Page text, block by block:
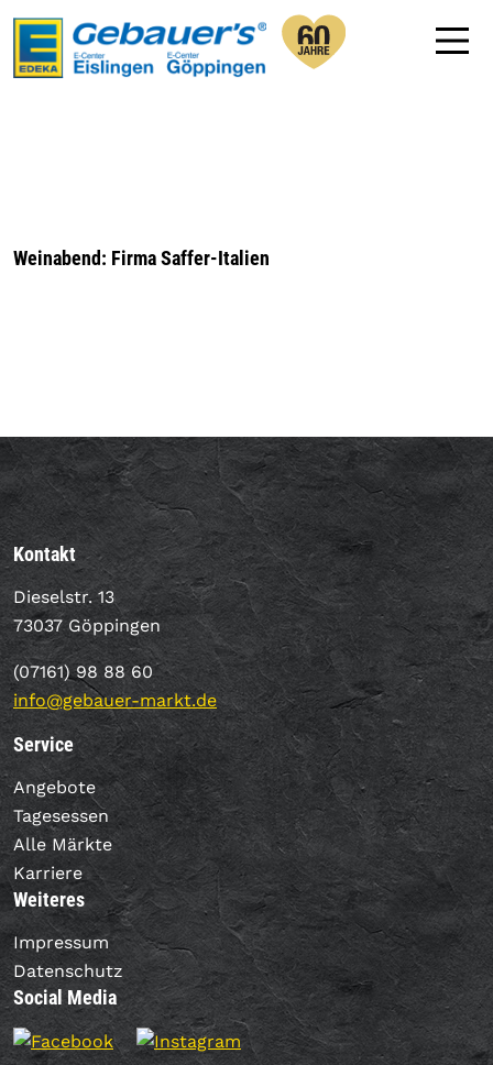
Weinabend: Firma Saffer-Italien
Kontakt
Dieselstr. 13
73037 Göppingen
(07161) 98 88 60
info@gebauer-markt.de
Service
Angebote
Tagesessen
Alle Märkte
Karriere
Weiteres
Impressum
Datenschutz
Social Media